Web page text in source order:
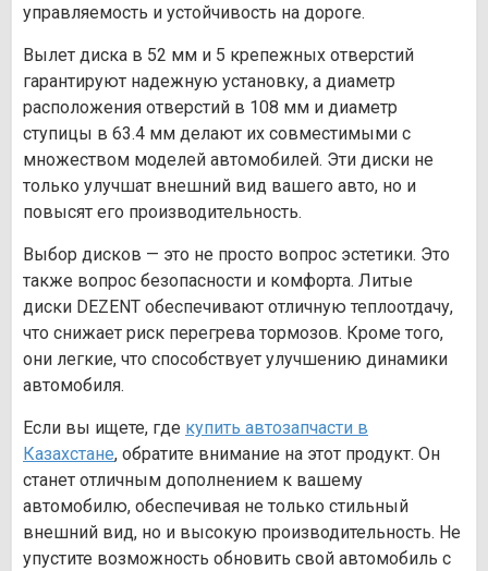
управляемость и устойчивость на дороге.
Вылет диска в 52 мм и 5 крепежных отверстий
гарантируют надежную установку, а диаметр
расположения отверстий в 108 мм и диаметр
ступицы в 63.4 мм делают их совместимыми с
множеством моделей автомобилей. Эти диски не
только улучшат внешний вид вашего авто, но и
повысят его производительность.
Выбор дисков — это не просто вопрос эстетики. Это
также вопрос безопасности и комфорта. Литые
диски DEZENT обеспечивают отличную теплоотдачу,
что снижает риск перегрева тормозов. Кроме того,
они легкие, что способствует улучшению динамики
автомобиля.
Если вы ищете, где купить автозапчасти в
Казахстане, обратите внимание на этот продукт. Он
станет отличным дополнением к вашему
автомобилю, обеспечивая не только стильный
внешний вид, но и высокую производительность. Не
упустите возможность обновить свой автомобиль с